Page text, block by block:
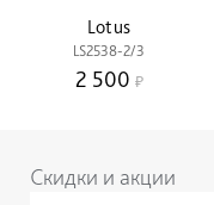
Lotus
LS2538-2/3
2 500
Скидки и акции